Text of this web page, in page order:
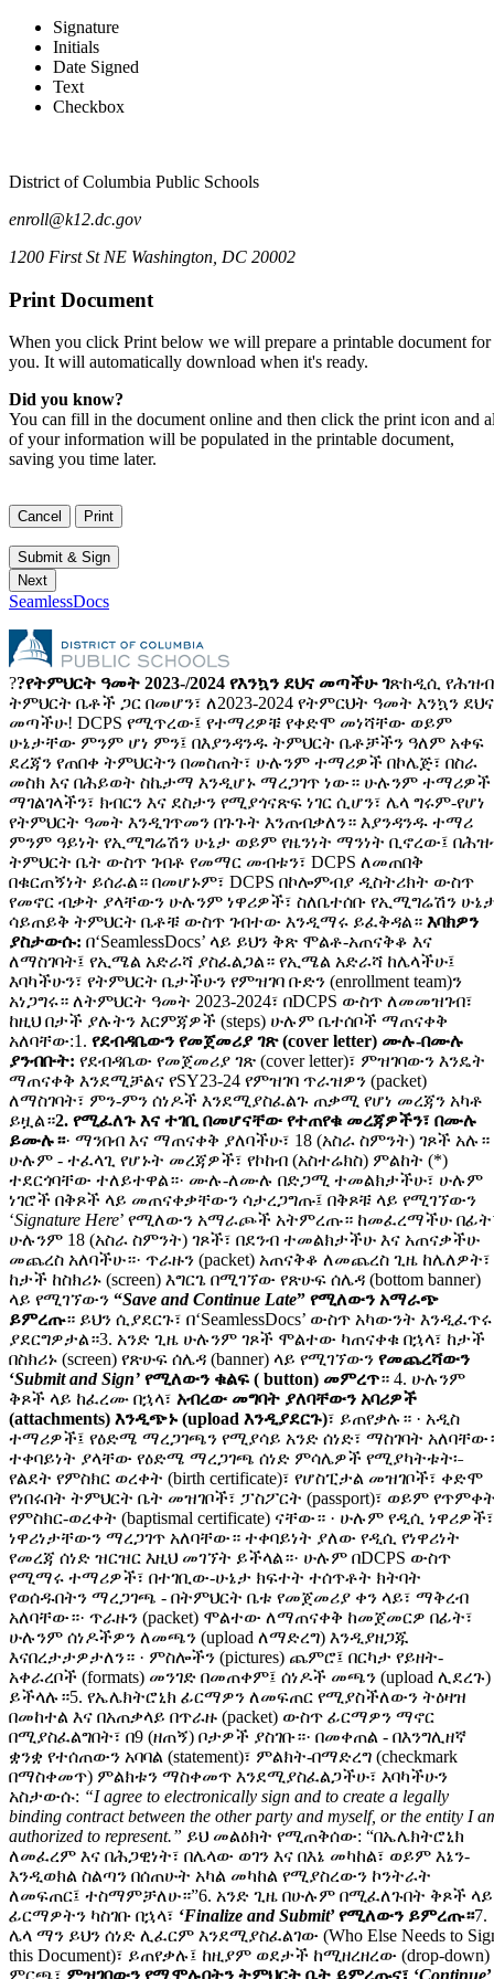
DCPS SY2023/2024
Signature
Initials
Date Signed
Text
Checkbox
District of Columbia Public Schools
enroll@k12.dc.gov
1200 First St NE Washington, DC 20002
Print Document
When you click Print below we will prepare a printable document for
you. It will automatically download when it's ready.
Did you know?
You can fill in the document online and then click the print icon and
of your information will be populated in the printable document,
saving you time later.
SeamlessDocs
??የትምህርት ዓመት 2023-/2024 የእንኳን ደህና መጣችሁ ገጽከዲሲ የሕዝብ
ትምህርት ቤቶች ጋር በመሆን፣ ለ2023-2024 የትምርህት ዓመት እንኳን ደህና
መጣችሁ! DCPS የሚጥረው፤ የተማሪዎቹ የቀድሞ መነሻቸው ወይም
ሁኔታቸው ምንም ሆነ ምን፤ በእያንዳንዱ ትምህርት ቤቶቻችን ዓለም አቀፍ
ደረጃን የጠበቀ ትምህርትን በመስጠት፣ ሁሉንም ተማሪዎች በኮሌጅ፣ በስራ
መስክ እና በሕይወት ስኬታማ እንዲሆኑ ማረጋገጥ ነው። ሁሉንም ተማሪዎች
ማገልገላችን፣ ክብርን እና ደስታን የሚያጎናጽፍ ነገር ሲሆን፣ ሌላ ግሩም-የሆነ
የትምህርት ዓመት እንዲገጥመን በጉጉት እንጠብቃለን። እያንዳንዱ ተማሪ
ምንም ዓይነት የኢሚግሬሽን ሁኔታ ወይም የዜንነት ማንነት ቢኖረው፤
ትምህርት ቤት ውስጥ ገብቶ የመማር መብቱን፣ DCPS ለመጠበቅ
በቁርጠኝነት ይሰራል። በመሆኑም፣ DCPS በኮሎምብያ ዲስትሪክት ውስጥ
የመኖር ብቃት ያላቸውን ሁሉንም ነዋሪዎች፣ ስለቤተሰቡ የኢሚግሬሽን
ሳይጠይቅ ትምህርት ቤቶቹ ውስጥ ገብተው እንዲማሩ ይፈቅዳል። እባክዎን
ያስታውሱ: በ‘SeamlessDocs’ ላይ ይህን ቅጽ ሞልቶ-አጠናቅቆ እና
ለማስገባት፤ የኢሜል አድራሻ ያስፈልጋል። የኢሜል አድራሻ ከሌላችሁ፤
እባካችሁን፣ የትምህርት ቤታችሁን የምዝገባ ቡድን (enrollment team)ን
አነጋግሩ። ለትምህርት ዓመት 2023-2024፣ በDCPS ውስጥ ለመመዝገብ፣
ከዚህ በታች ያሉትን እርምጃዎች (steps) ሁሉም ቤተሰቦች ማጠናቀቅ
አለባቸው:1. የደብዳቤውን የመጀመሪያ ገጽ (cover letter) ሙሉ-በሙሉ
ያንብቡት: የደብዳቤው የመጀመሪያ ገጽ (cover letter)፣ ምዝገባውን እንዴት
ማጠናቀቅ እንደሚቻልና የSY23-24 የምዝገባ ጥራዝዎን (packet)
ለማስገባት፣ ምን-ምን ሰነዶች እንደሚያስፈልጉ ጠቃሚ የሆነ መረጃን አካቶ
ይዟል።2. የሚፈለጉ እና ተገቢ በመሆናቸው የተጠየቁ መረጃዎችን፣ በሙሉ
ይሙሉ።· ማንበብ እና ማጠናቀቅ ያለባችሁ፣ 18 (አስራ ስምንት) ገጾች አሉ።
ሁሉም - ተፈላጊ የሆኑት መረጃዎች፣ የኮከብ (አስተሬክስ) ምልከት (*)
ተደርጎባቸው ተለይተዋል።· ሙሉ-ለሙሉ በድጋሚ ተመልክታችሁ፣ ሁሉም
ነገሮች በቅጾች ላይ መጠናቀቃቸውን ሳታረጋግጡ፤ በቅጾቹ ላይ የሚገኘውን
‘Signature Here’ የሚለውን አማራጮች አትምረጡ። ከመፈረማችሁ
ሁሉንም 18 (አስራ ስምንት) ገጾች፣ በደንብ ተመልክታችሁ እና አጠናቃችሁ
መጨረስ አለባችሁ።· ጥራዙን (packet) አጠናቅቆ ለመጨረስ ጊዜ ከሌለዎት፣
ከታች ከስክሪኑ (screen) እግርጌ በሚገኘው የጽሁፍ ሰሌዳ (bottom banner)
ላይ የሚገኘውን “Save and Continue Late” የሚለውን አማራጭ
ይምረጡ። ይህን ሲያደርጉ፣ በ‘SeamlessDocs’ ውስጥ አካውንት እንዲፈጥሩ
ያደርግዎታል።3. አንድ ጊዜ ሁሉንም ገጾች ሞልተው ካጠናቀቁ በኋላ፣ ከታች
በስክሪኑ (screen) የጽሁፍ ሰሌዳ (banner) ላይ የሚገኘውን የመጨረሻውን
‘Submit and Sign’ የሚለውን ቁልፍ ( button) መምረጥ። 4. ሁሉንም
ቅጾች ላይ ከፈረሙ በኋላ፣ አብረው መግባት ያለባቸውን አባሪዎች
(attachments) እንዲጭኑ (upload እንዲያደርጉ)፣ ይጠየቃሉ። · አዲስ
ተማሪዎች፤ የዕድሜ ማረጋገጫን የሚያሳይ አንድ ሰነድ፣ ማስገባት
ተቀባይነት ያላቸው የዕድሜ ማረጋገጫ ሰነድ ምሳሌዎች የሚያካትቱት፡˗
የልደት የምስክር ወረቀት (birth certificate)፣ የሆስፒታል መዝገቦች፣ ቀድሞ
የነበሩበት ትምህርት ቤት መዝገቦች፣ ፓስፖርት (passport)፣ ወይም
የምስክር-ወረቀት (baptismal certificate) ናቸው። · ሁሉም የዲሲ ነዋሪዎች፣
ነዋሪነታቸውን ማረጋገጥ አለባቸው። ተቀባይነት ያለው የዲሲ የነዋሪነት
የመረጃ ሰነድ ዝርዝር እዚህ መገኘት ይችላል።· ሁሉም በDCPS ውስጥ
የሚማሩ ተማሪዎች፣ በተገቢው-ሁኔታ ክፍተት ተሰጥቶት ክትባት
የወሰዱበትን ማረጋገጫ - በትምህርት ቤቱ የመጀመሪያ ቀን ላይ፣ ማቅረብ
አለባቸው።· ጥራዙን (packet) ሞልተው ለማጠናቀቅ ከመጀመርዎ በፊት፣
ሁሉንም ሰነዶችዎን ለመጫን (upload ለማድረግ) እንዲያዘጋጁ
እናበረታታዎታለን። · ምስሎችን (pictures) ጨምሮ፤ በርካታ የይዘት-
አቀራረቦች (formats) መንገድ በመጠቀም፤ ሰነዶች መጫን (upload ሊደረጉ)
ይችላሉ።5. የኤሌክትሮኒክ ፊርማዎን ለመፍጠር የሚያስችለውን ትዕዛዝ
በመከተል እና በአጠቃላይ በጥራዙ (packet) ውስጥ ፊርማዎን ማኖር
በሚያስፈልግበት፣ በ9 (ዘጠኝ) ቦታዎች ያስገቡ።· በመቀጠል - በእንግሊዘኛ
ቋንቋ የተሰጠውን አባባል (statement)፣ ምልክት-በማድረግ (checkmark
በማስቀመጥ) ምልክቱን ማስቀመጥ እንደሚያስፈልጋችሁ፣ እባካችሁን
አስታውሱ: “I agree to electronically sign and to create a legally
binding contract between the other party and myself, or the entity I
authorized to represent.” ይህ መልዕክት የሚጠቅሰው: “በኤሌክትሮኒክ
ለመፈረም እና በሕጋዊነት፣ በሌላው ወገን እና በእኔ መካከል፣ ወይም እኔን-
እንዲወክል ስልጣን በሰጠሁት አካል መካከል የሚያስረውን ኮንትራት
ለመፍጠር፤ ተስማምቻለሁ።”6. አንድ ጊዜ በሁሉም በሚፈለጉበት ቅጾች ላይ
ፊርማዎትን ካስገቡ በኋላ፣ ‘Finalize and Submit’ የሚለውን ይምረጡ።7.
ሌላ ማን ይህን ሰነድ ሊፈርም እንደሚያስፈልገው (Who Else Needs to
this Document)፣ ይጠየቃሉ፤ ከዚያም ወደታች ከሚዘረዘረው (drop-down)